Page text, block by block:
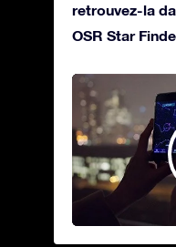
retrouvez-la
OSR Star